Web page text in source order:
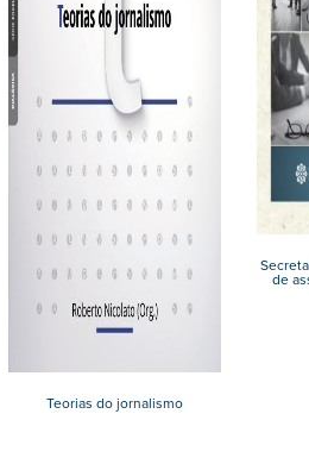
Teorias do jornalismo
de